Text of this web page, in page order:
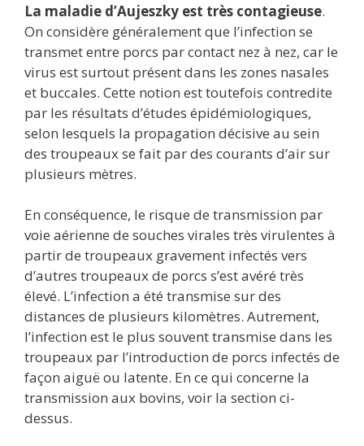
La maladie d’Aujeszky est très contagieuse.
On considère généralement que l’infection se
transmet entre porcs par contact nez à nez, car le
virus est surtout présent dans les zones nasales
et buccales. Cette notion est toutefois contredite
par les résultats d’études épidémiologiques,
selon lesquels la propagation décisive au sein
des troupeaux se fait par des courants d’air sur
plusieurs mètres.
En conséquence, le risque de transmission par
voie aérienne de souches virales très virulentes à
partir de troupeaux gravement infectés vers
d’autres troupeaux de porcs s’est avéré très
élevé. L’infection a été transmise sur des
distances de plusieurs kilomètres. Autrement,
l’infection est le plus souvent transmise dans les
troupeaux par l’introduction de porcs infectés de
façon aiguë ou latente. En ce qui concerne la
transmission aux bovins, voir la section ci-
dessus.